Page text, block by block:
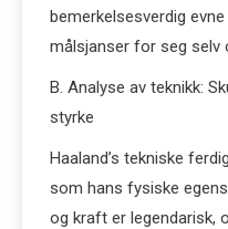
bemerkelsesverdig
målsjanser for seg selv
B. Analyse av teknikk:
styrke
Haaland’s tekniske
som hans fysiske
og kraft er legendarisk,